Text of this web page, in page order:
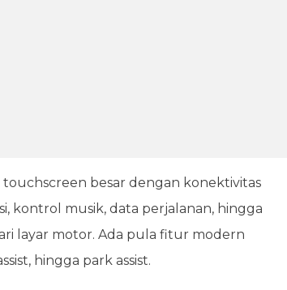
touchscreen besar dengan konektivitas
kontrol musik, data perjalanan, hingga
layar motor. Ada pula fitur modern
hingga park assist.